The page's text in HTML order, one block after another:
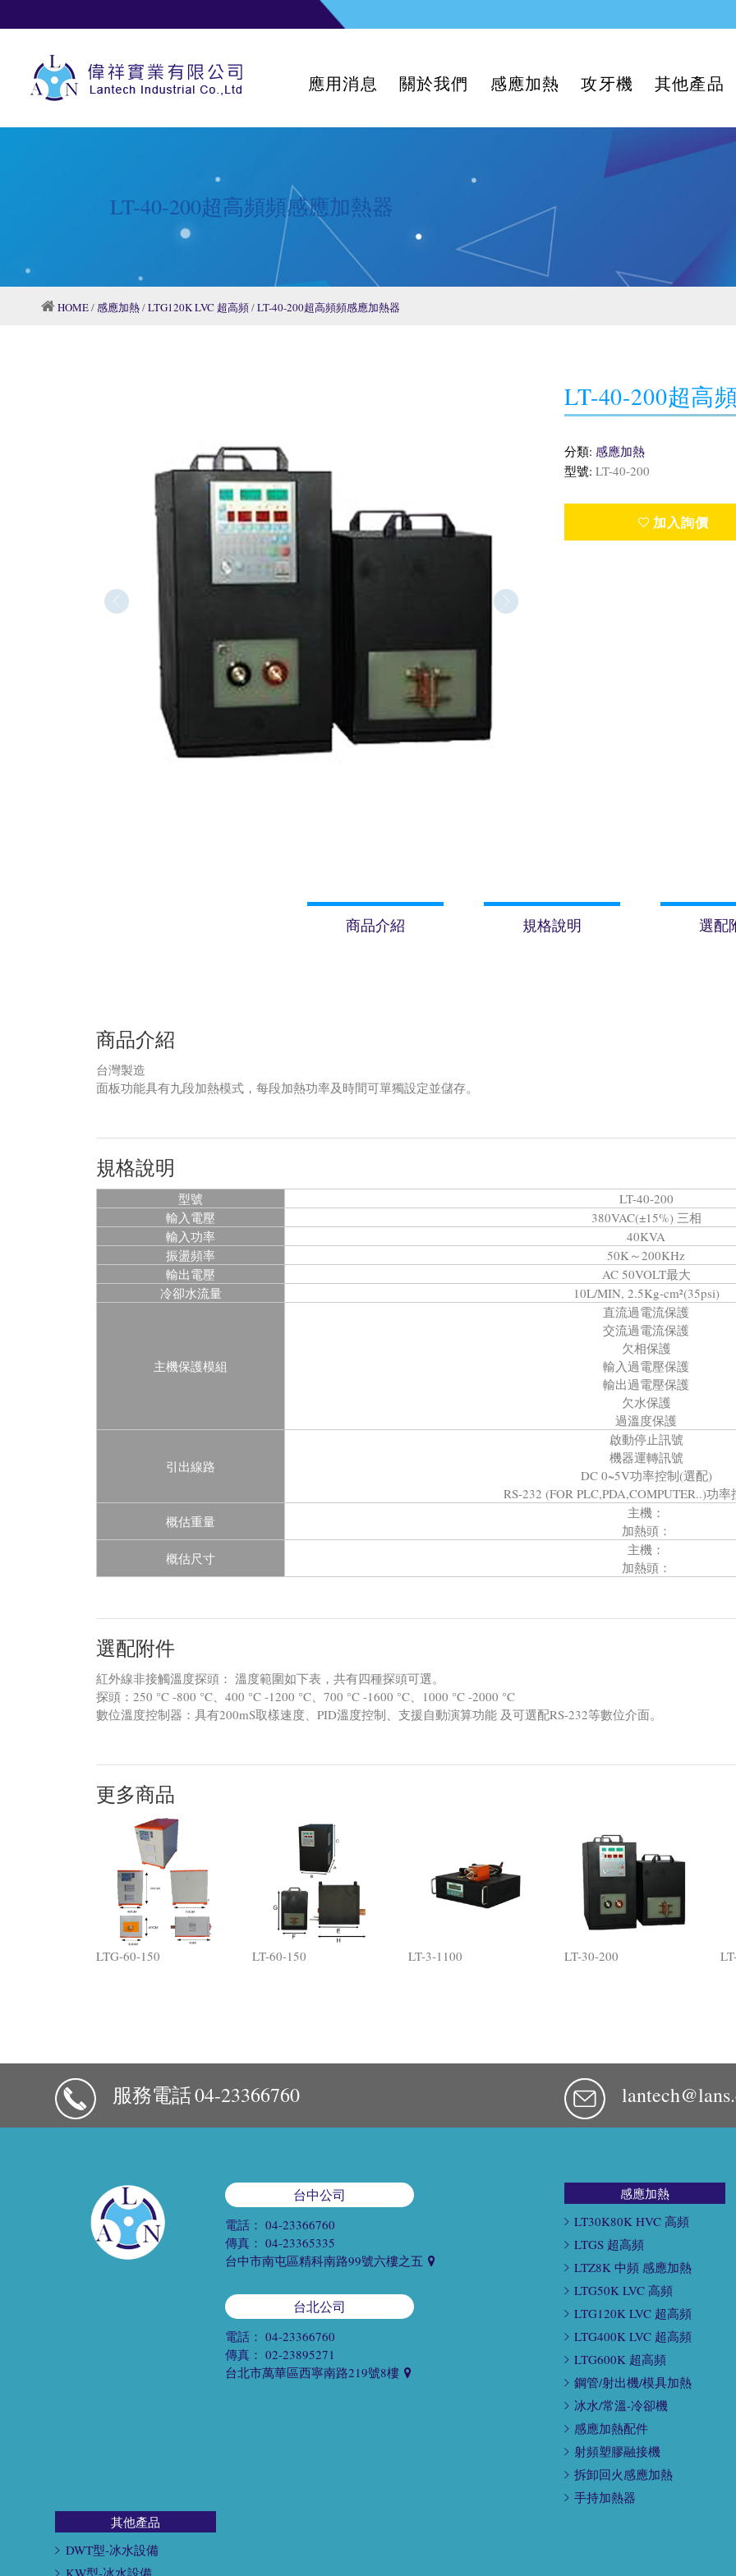
應用消息 關於我們 感應加熱 攻牙機 其他產品
LT-40-200超高頻頻感應加熱器
HOME/感應加熱/LTG120K LVC 超高頻/LT-40-200超高頻頻感應加熱器
LT-40-200超高
分類: 感應加熱
型號: LT-40-200
加入詢價
商品介紹 規格說明 選配
商品介紹
台灣製造
面板功能具有九段加熱模式，每段加熱功率及時間可單獨設定並儲存。
規格說明
型號
LT-40-200
輸入電壓
380VAC(±15%) 三相
輸入功率
40KVA
振盪頻率
50K～200KHz
輸出電壓
AC 50VOLT最大
冷卻水流量
10L/MIN, 2.5Kg-cm²(35psi)
主機保護模組
直流過電流保護
交流過電流保護
欠相保護
輸入過電壓保護
輸出過電壓保護
欠水保護
過溫度保護
引出線路
啟動停止訊號
機器運轉訊號
DC 0~5V功率控制(選配)
RS-232 (FOR PLC,PDA,COMPUTER..)功
概估重量
主機：
加熱頭：
概估尺寸
主機：
加熱頭：
選配附件
紅外線非接觸溫度探頭： 溫度範圍如下表，共有四種探頭可選。
探頭：250 °C -800 °C、400 °C -1200 °C、700 °C -1600 °C、1000 °C -2000 °C
數位溫度控制器：具有200mS取樣速度、PID溫度控制、支援自動演算功能 及可選配RS-232等數位介面。
更多商品
LTG-60-150 LT-60-150 LT-3-1100 LT-30-200
服務電話04-23366760
台中公司
電話： 04-23366760
傳真： 04-23365335
台中市南屯區精科南路99號六樓之五
台北公司
電話： 04-23366760
傳真： 02-23895271
台北市萬華區西寧南路219號8樓
感應加熱
LT30K80K HVC 高頻
LTGS 超高頻
LTZ8K 中頻 感應加熱
LTG50K LVC 高頻
LTG120K LVC 超高頻
LTG400K LVC 超高頻
LTG600K 超高頻
鋼管/射出機/模具加熱
冰水/常溫-冷卻機
感應加熱配件
射頻塑膠融接機
拆卸回火感應加熱
手持加熱器
其他產品
DWT型-冰水設備